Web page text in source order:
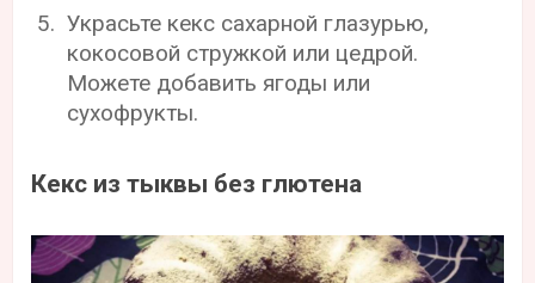
Украсьте кекс сахарной глазурью,
кокосовой стружкой или цедрой.
Можете добавить ягоды или
сухофрукты.
Кекс из тыквы без глютена